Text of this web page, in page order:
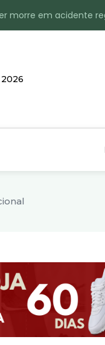
morre em acidente
o jovem